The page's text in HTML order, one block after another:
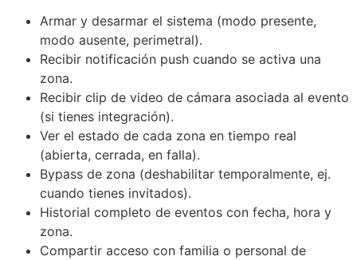
Armar y desarmar el sistema (modo presente,
modo ausente, perimetral).
Recibir notificación push cuando se activa una
zona.
Recibir clip de video de cámara asociada al evento
(si tienes integración).
Ver el estado de cada zona en tiempo real
(abierta, cerrada, en falla).
Bypass de zona (deshabilitar temporalmente, ej.
cuando tienes invitados).
Historial completo de eventos con fecha, hora y
zona.
Compartir acceso con familia o personal de